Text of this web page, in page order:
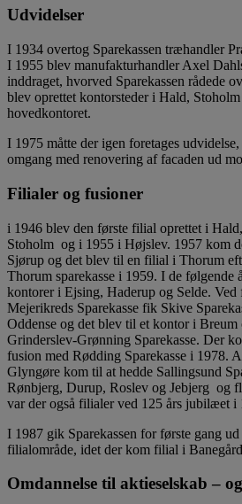
Udvidelser
I 1934 overtog Sparekassen træhandler
I 1955 blev manufakturhandler Axel
inddraget, hvorved Sparekassen rådede
blev oprettet kontorsteder i Hald,
hovedkontoret.
I 1975 måtte der igen foretages
omgang med renovering af facaden ud
Filialer og fusioner
i 1946 blev den første filial oprettet i
Stoholm og i 1955 i Højslev. 1957 kom
Sjørup og det blev til en filial i Thorum
Thorum sparekasse i 1959. I de følgende
kontorer i Ejsing, Haderup og Selde. Ved
Mejerikreds Sparekasse fik Skive
Oddense og det blev til et kontor i Breum
Grinderslev-Grønning Sparekasse. Der
fusion med Rødding Sparekasse i 1978.
Glyngøre kom til at hedde Sallingsund
Rønbjerg, Durup, Roslev og Jebjerg og
var der også filialer ved 125 års jubilæet i
I 1987 gik Sparekassen for første gang
filialområde, idet der kom filial i
Omdannelse til aktieselskab –